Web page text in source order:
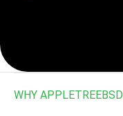
WHY APPLETREEBSD